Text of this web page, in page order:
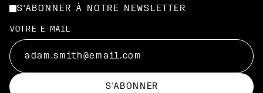
S'ABONNER À NOTRE NEWSLETTER
VOTRE E-MAIL
S'ABONNER